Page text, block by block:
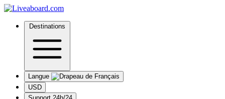
Destinations
Langue
USD